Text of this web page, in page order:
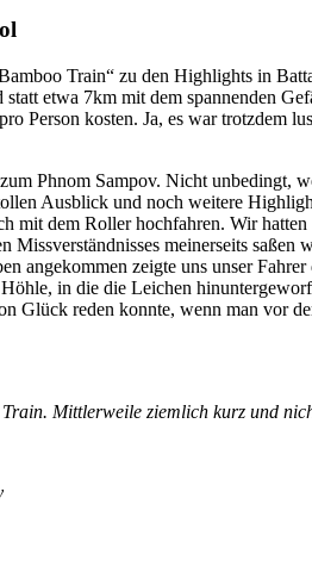
Train“ zu den Highlights in
etwa 7km mit dem spannenden
Person kosten. Ja, es war trotzdem
Phnom Sampov. Nicht unbedingt,
Ausblick und noch weitere
mit dem Roller hochfahren. Wir
Missverständnisses meinerseits
angekommen zeigte uns unser
in die die Leichen
Glück reden konnte, wenn man vor
Mittlerweile ziemlich kurz und